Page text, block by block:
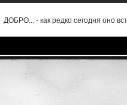
ДОБРО... - как редко сегодня оно